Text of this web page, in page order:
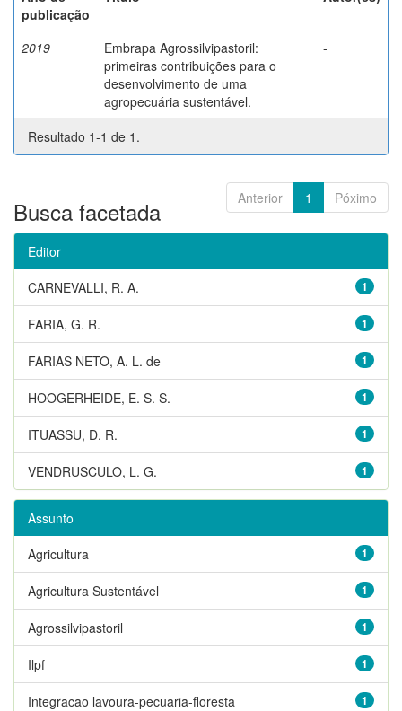
publicação
2019
Embrapa Agrossilvipastoril:
primeiras contribuições para o
desenvolvimento de uma
agropecuária sustentável.
-
Resultado 1-1 de 1.
Anterior 1 Póximo
Busca facetada
Editor
1
CARNEVALLI, R. A.
1
FARIA, G. R.
1
FARIAS NETO, A. L. de
1
HOOGERHEIDE, E. S. S.
1
ITUASSU, D. R.
1
VENDRUSCULO, L. G.
Assunto
1
Agricultura
1
Agricultura Sustentável
1
Agrossilvipastoril
1
Ilpf
1
Integracao lavoura-pecuaria-floresta